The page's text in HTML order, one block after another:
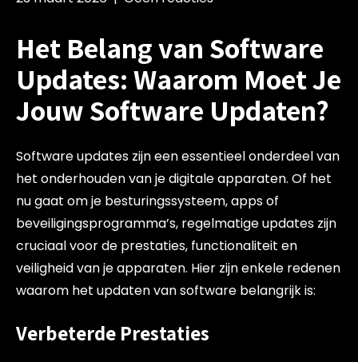
Het Belang van Software
Updates: Waarom Moet Je
Jouw Software Updaten?
Software updates zijn een essentieel onderdeel van
het onderhouden van je digitale apparaten. Of het
nu gaat om je besturingssysteem, apps of
beveiligingsprogramma’s, regelmatige updates zijn
cruciaal voor de prestaties, functionaliteit en
veiligheid van je apparaten. Hier zijn enkele redenen
waarom het updaten van software belangrijk is:
Verbeterde Prestaties